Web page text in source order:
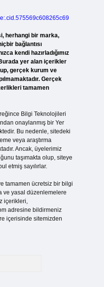
herhangi bir marka,
bağlantısı
kendi hazırladığımız
yer alan içerikler
gerçek kurum ve
Gerçek
tamamen
Bilgi Teknolojileri
onaylanmış bir Yer
Bu nedenle, sitedeki
veya araştırma
Ancak, üyelerimiz
taşımakta olup, siteye
etmiş sayılırlar.
tamamen ücretsiz bir bilgi
ve yasal düzenlemelere
içerikleri,
adresine bildirmeniz
içerisinde sitemizden